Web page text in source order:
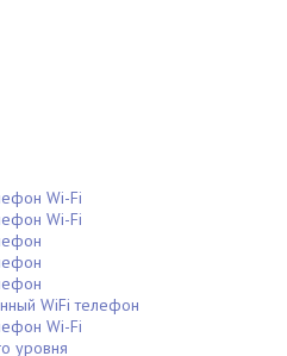
Wi-Fi
Wi-Fi
WiFi телефон
Wi-Fi
уровня